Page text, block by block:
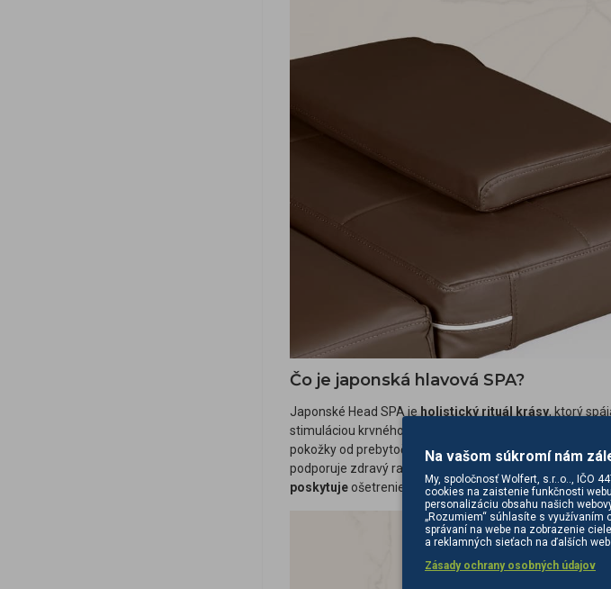
Čo je japonská hlavová SPA?
Japonské Head SPA je holistický rituál krásy, ktorý
stimuláciou krvného obehu, uvoľnením svalov a
pokožky od prebytočného kožného mazu a nečistôt,
podporuje zdravý rast vlasov a zlepšuje ich stav,
vďaka
poskytuje ošetrenie hlbokú relaxáciu, preto sa k nemu
Na vašom súkromí nám
My, spoločnosť Wolfert, s.r..o.., IČO
cookies na zaistenie funkčnosti
personalizáciu obsahu našich
„Rozumiem“ súhlasíte s využívaním
správaní na webe na zobrazenie
a reklamných sieťach na ďalších
Zásady ochrany osobných údajov